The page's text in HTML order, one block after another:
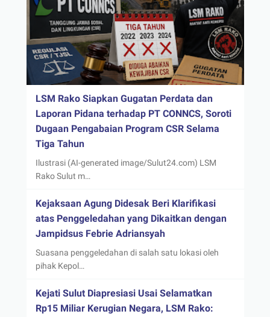
LSM Rako Siapkan Gugatan Perdata dan
Laporan Pidana terhadap PT CONNCS, Soroti
Dugaan Pengabaian Program CSR Selama
Tiga Tahun
Ilustrasi (AI-generated image/Sulut24.com) LSM
Rako Sulut m…
Kejaksaan Agung Didesak Beri Klarifikasi
atas Penggeledahan yang Dikaitkan dengan
Jampidsus Febrie Adriansyah
Suasana penggeledahan di salah satu lokasi oleh
pihak Kepol…
Kejati Sulut Diapresiasi Usai Selamatkan
Rp15 Miliar Kerugian Negara, LSM Rako: